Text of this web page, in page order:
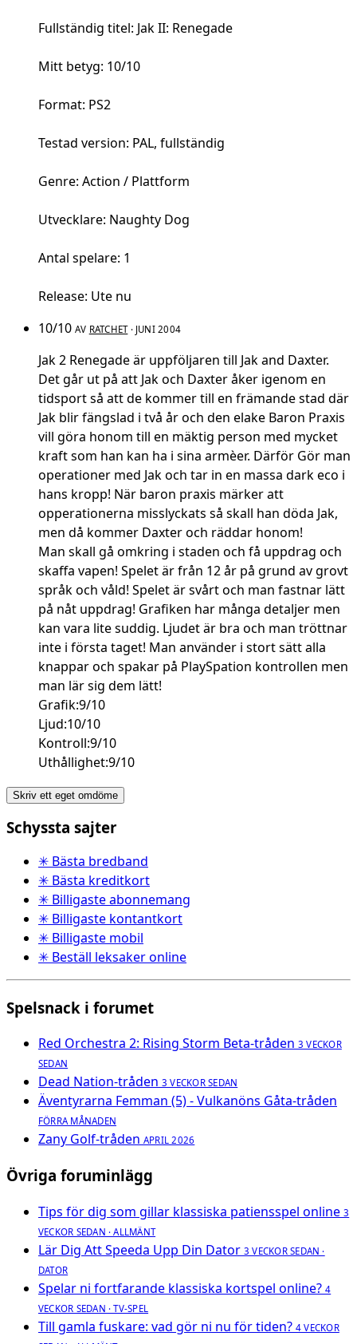
Fullständig titel: Jak II: Renegade
Mitt betyg: 10/10
Format: PS2
Testad version: PAL, fullständig
Genre: Action / Plattform
Utvecklare: Naughty Dog
Antal spelare: 1
Release: Ute nu
10/10 AV RATCHET· JUNI 2004
Jak 2 Renegade är uppföljaren till Jak and Daxter.
Det går ut på att Jak och Daxter åker igenom en
tidsport så att de kommer till en främande stad där
Jak blir fängslad i två år och den elake Baron Praxis
vill göra honom till en mäktig person med mycket
kraft som han kan ha i sina armèer. Därför Gör man
operationer med Jak och tar in en massa dark eco i
hans kropp! När baron praxis märker att
opperationerna misslyckats så skall han döda Jak,
men då kommer Daxter och räddar honom!
Man skall gå omkring i staden och få uppdrag och
skaffa vapen! Spelet är från 12 år på grund av grovt
språk och våld! Spelet är svårt och man fastnar lätt
på nåt uppdrag! Grafiken har många detaljer men
kan vara lite suddig. Ljudet är bra och man tröttnar
inte i första taget! Man använder i stort sätt alla
knappar och spakar på PlaySpation kontrollen men
man lär sig dem lätt!
Grafik:9/10
Ljud:10/10
Kontroll:9/10
Uthållighet:9/10
Skriv ett eget omdöme
Schyssta sajter
✳ Bästa bredband
✳ Bästa kreditkort
✳ Billigaste abonnemang
✳ Billigaste kontantkort
✳ Billigaste mobil
✳ Beställ leksaker online
Spelsnack i forumet
Red Orchestra 2: Rising Storm Beta-tråden 3 VECKOR
SEDAN
Dead Nation-tråden 3 VECKOR SEDAN
Äventyrarna Femman (5) - Vulkanöns Gåta-tråden
FÖRRA MÅNADEN
Zany Golf-tråden APRIL 2026
Övriga foruminlägg
Tips för dig som gillar klassiska patiensspel online 3
VECKOR SEDAN · ALLMÄNT
Lär Dig Att Speeda Upp Din Dator 3 VECKOR SEDAN ·
DATOR
Spelar ni fortfarande klassiska kortspel online? 4
VECKOR SEDAN · TV-SPEL
Till gamla fuskare: vad gör ni nu för tiden? 4 VECKOR